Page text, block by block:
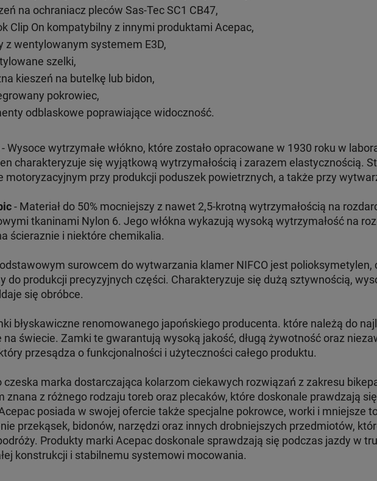
na ochraniacz pleców Sas-Tec SC1 CB47,
Clip On kompatybilny z innymi produktami Acepac,
z wentylowanym systemem E3D,
szelki,
kieszeń na butelkę lub bidon,
pokrowiec,
odblaskowe poprawiające widoczność.
Wysoce wytrzymałe włókno, które zostało opracowane w 1930 roku w
charakteryzuje się wyjątkową wytrzymałością i zarazem elastycznością.
motoryzacyjnym przy produkcji poduszek powietrznych, a także przy
- Materiał do 50% mocniejszy z nawet 2,5-krotną wytrzymałością na
tkaninami Nylon 6. Jego włókna wykazują wysoką wytrzymałość na
ścieraznie i niektóre chemikalia.
surowcem do wytwarzania klamer NIFCO jest
do produkcji precyzyjnych części. Charakteryzuje się dużą sztywnością,
się obróbce.
błyskawiczne renomowanego japońskiego producenta. które należą do
na świecie. Zamki te gwarantują wysoką jakość, długą żywotność oraz
przesądza o funkcjonalności i użyteczności całego produktu.
czeska marka dostarczająca kolarzom ciekawych rozwiązań z zakresu
znana z różnego rodzaju toreb oraz plecaków, które doskonale prawdzają
posiada w swojej ofercie także specjalne pokrowce, worki i mniejsze
przekąsek, bidonów, narzędzi oraz innych drobniejszych przedmiotów,
Produkty marki Acepac doskonale sprawdzają się podczas jazdy w
konstrukcji i stabilnemu systemowi mocowania.